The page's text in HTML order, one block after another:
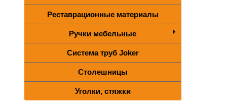
Реставрационные материалы
Ручки мебельные
Система труб Joker
Столешницы
Уголки, стяжки